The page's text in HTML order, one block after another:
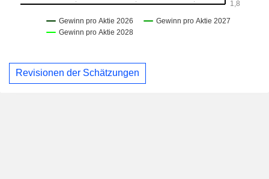
Revisionen der Schätzungen